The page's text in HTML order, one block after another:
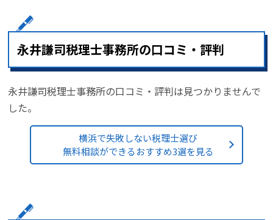
永井謙司税理士事務所の口コミ・評判
永井謙司税理士事務所の口コミ・評判は見つかりませんで
した。
横浜で失敗しない税理士選び
無料相談ができるおすすめ3選を見る